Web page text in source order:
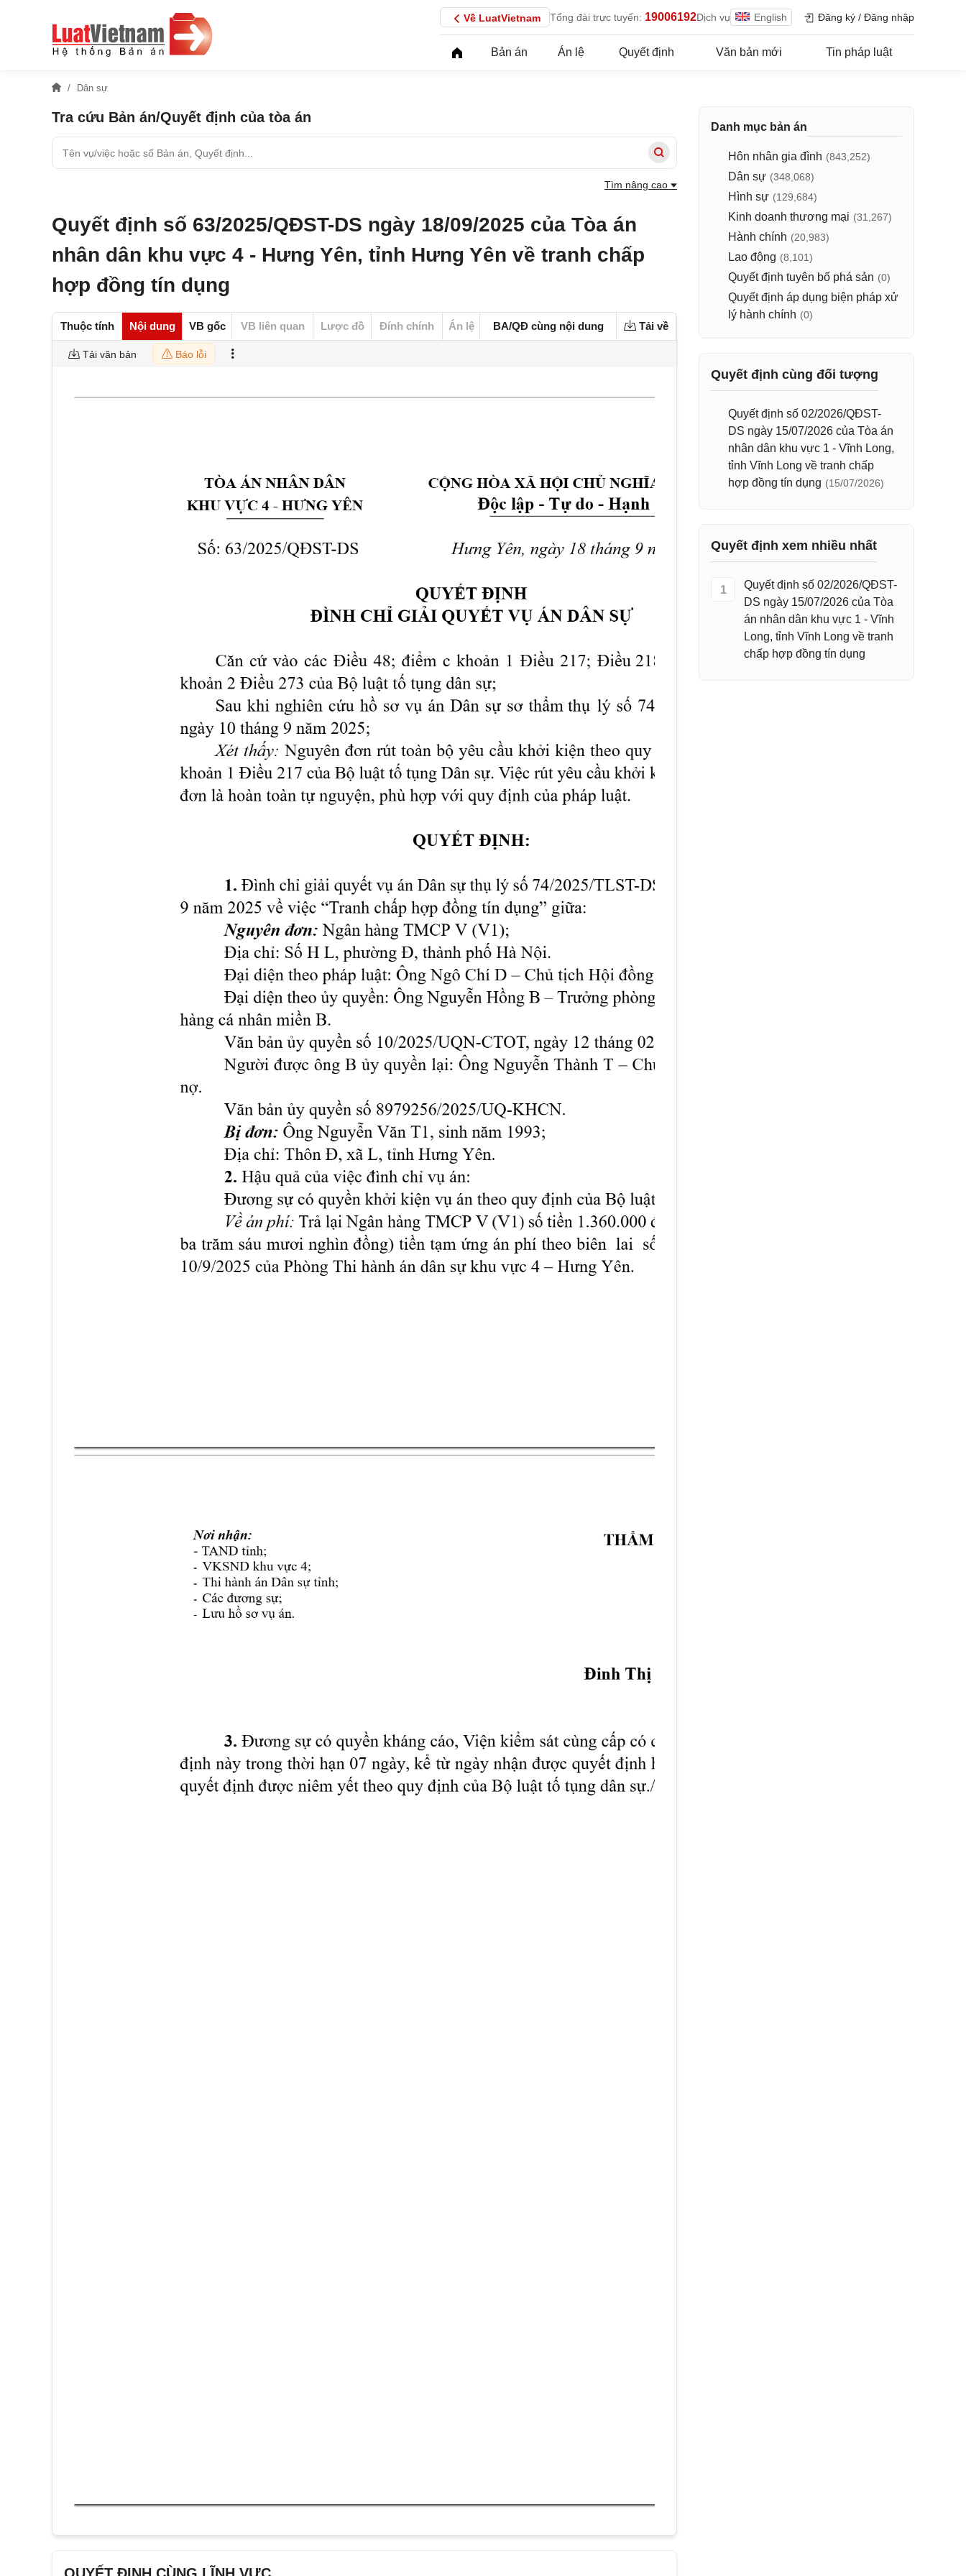
Về LuatVietnam Tổng đài trực tuyến: 19006192Dịch vụ English Đăng ký / Đăng nhập
Bản án Án lệ Quyết định Văn bản mới Tin pháp luật
Dân sự
Tra cứu Bản án/Quyết định của tòa án
Tìm nâng cao
Quyết định số 63/2025/QĐST-DS ngày 18/09/2025 của Tòa án
nhân dân khu vực 4 - Hưng Yên, tỉnh Hưng Yên về tranh chấp
hợp đồng tín dụng
Thuộc tính Nội dung VB gốc VB liên quan Lược đồ Đính chính Án lệ BA/QĐ cùng nội dung Tải về
Tải văn bản Báo lỗi
Danh mục bản án
Hôn nhân gia đình (843,252)
Dân sự (348,068)
Hình sự (129,684)
Kinh doanh thương mại (31,267)
Hành chính (20,983)
Lao động (8,101)
Quyết định tuyên bố phá sản (0)
Quyết định áp dụng biện pháp xử
lý hành chính (0)
Quyết định cùng đối tượng
Quyết định số 02/2026/QĐST-
DS ngày 15/07/2026 của Tòa án
nhân dân khu vực 1 - Vĩnh Long,
tỉnh Vĩnh Long về tranh chấp
hợp đồng tín dụng (15/07/2026)
Quyết định xem nhiều nhất
1
Quyết định số 02/2026/QĐST-
DS ngày 15/07/2026 của Tòa
án nhân dân khu vực 1 - Vĩnh
Long, tỉnh Vĩnh Long về tranh
chấp hợp đồng tín dụng